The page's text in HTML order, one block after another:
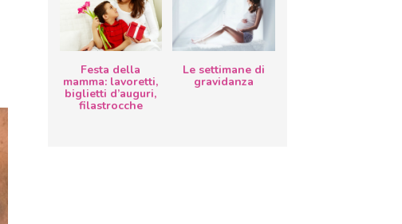
Festa della
mamma: lavoretti,
biglietti d’auguri,
filastrocche
Le settimane di
gravidanza